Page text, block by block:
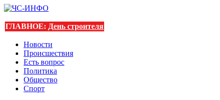
ГЛАВНОЕ: День строителя
Новости
Происшествия
Есть вопрос
Политика
Общество
Спорт